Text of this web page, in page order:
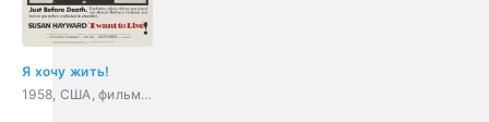
Я хочу жить!
1958, США, фильм-нуар, драма, криминал, биография